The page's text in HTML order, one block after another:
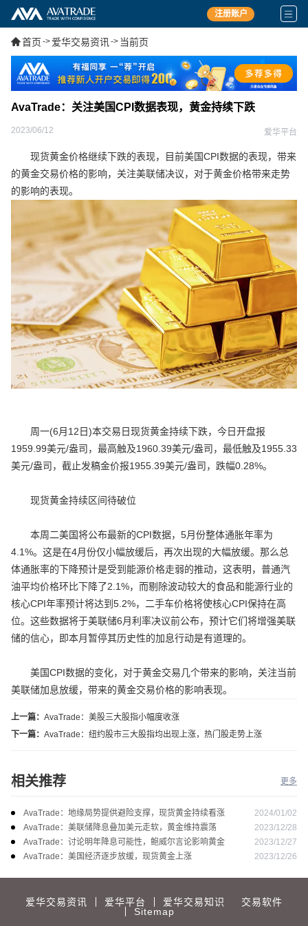
注册账户
首页 -> 爱华交易资讯 -> 当前页
AvaTrade：关注美国CPI数据表现，黄金持续下跌
2023/06/12 爱华平台
现货黄金价格继续下跌的表现，目前美国CPI数据的表现，带来
的黄金交易价格的影响，关注美联储决议，对于黄金价格带来走势
的影响的表现。
周一(6月12日)本交易日现货黄金持续下跌，今日开盘报
1959.99美元/盎司，最高触及1960.39美元/盎司，最低触及1955.33
美元/盎司，截止发稿金价报1955.39美元/盎司，跌幅0.28%。
现货黄金持续区间待破位
本周二美国将公布最新的CPI数据，5月份整体通胀年率为
4.1%。这是在4月份仅小幅放缓后，再次出现的大幅放缓。那么总
体通胀率的下降预计是受到能源价格走弱的推动，这表明，普通汽
油平均价格环比下降了2.1%，而剔除波动较大的食品和能源行业的
核心CPI年率预计将达到5.2%，二手车价格将使核心CPI保持在高
位。这些数据将于美联储6月利率决议前公布，预计它们将增强美联
储的信心，即本月暂停其历史性的加息行动是有道理的。
美国CPI数据的变化，对于黄金交易几个带来的影响，关注当前
美联储加息放缓，带来的黄金交易价格的影响表现。
上一篇： AvaTrade：美股三大股指小幅度收涨
下一篇： AvaTrade：纽约股市三大股指均出现上涨，热门股走势上涨
相关推荐 更多
AvaTrade：地缘局势提供避险支撑，现货黄金持续看涨
2024/01/02
AvaTrade：美联储降息叠加美元走软，黄金维持震荡
2023/12/28
AvaTrade：讨论明年降息可能性，鲍威尔言论影响黄金
2023/12/27
AvaTrade：美国经济逐步放缓，现货黄金上涨
2023/12/26
爱华交易资讯 爱华平台 爱华交易知识
交易软件
Sitemap